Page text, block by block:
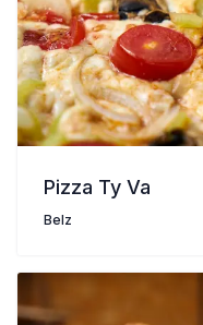
Pizza Ty Va
Belz